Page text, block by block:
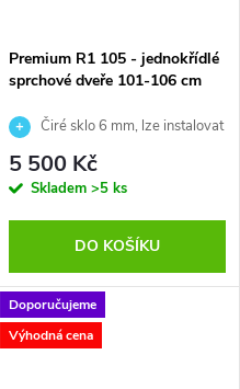
Premium R1 105 - jednokřídlé
sprchové dveře 101-106 cm
Čiré sklo 6 mm, lze instalovat
na vaničku nebo přímo na podlahu
5 500 Kč
Skladem >5 ks
DO KOŠÍKU
Doporučujeme
Výhodná cena